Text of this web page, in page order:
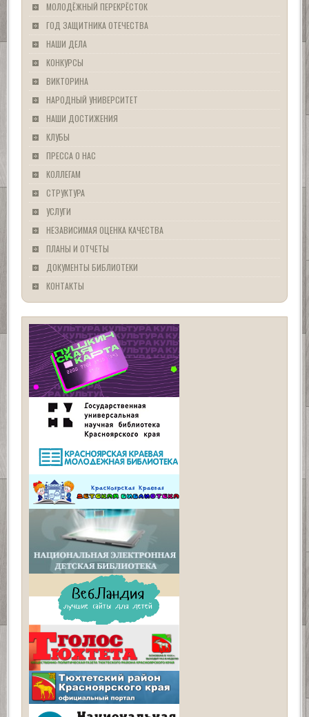
МОЛОДЁЖНЫЙ ПЕРЕКРЁСТОК
ГОД ЗАЩИТНИКА ОТЕЧЕСТВА
НАШИ ДЕЛА
КОНКУРСЫ
ВИКТОРИНА
НАРОДНЫЙ УНИВЕРСИТЕТ
НАШИ ДОСТИЖЕНИЯ
КЛУБЫ
ПРЕССА О НАС
КОЛЛЕГАМ
СТРУКТУРА
УСЛУГИ
НЕЗАВИСИМАЯ ОЦЕНКА КАЧЕСТВА
ПЛАНЫ И ОТЧЕТЫ
ДОКУМЕНТЫ БИБЛИОТЕКИ
КОНТАКТЫ